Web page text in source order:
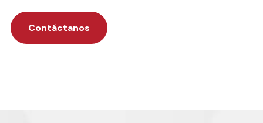
Contáctanos